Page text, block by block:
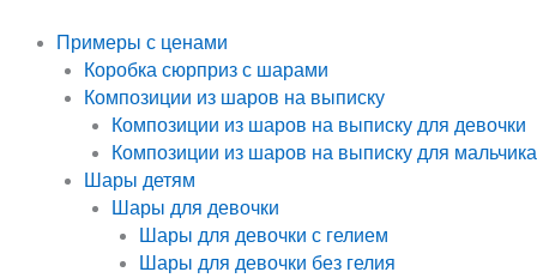
Примеры с ценами
Коробка сюрприз с шарами
Композиции из шаров на выписку
Композиции из шаров на выписку для девочки
Композиции из шаров на выписку для мальчика
Шары детям
Шары для девочки
Шары для девочки с гелием
Шары для девочки без гелия